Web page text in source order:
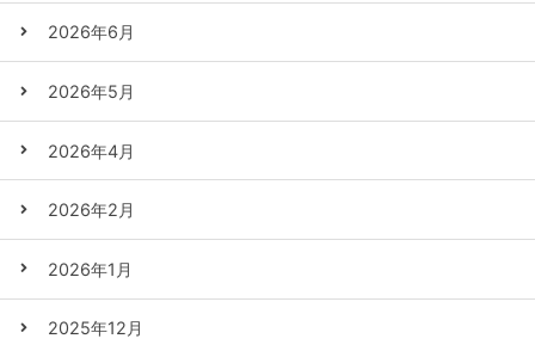
2026年6月
2026年5月
2026年4月
2026年2月
2026年1月
2025年12月